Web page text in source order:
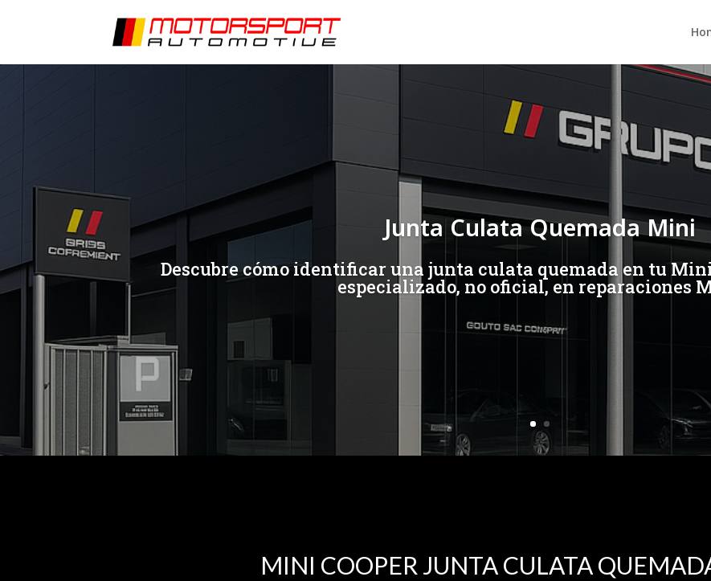
Junta Culata Quemada Mini
Descubre cómo identificar una junta culata quemada en tu
especializado, no oficial, en reparaciones
MINI COOPER JUNTA CULATA